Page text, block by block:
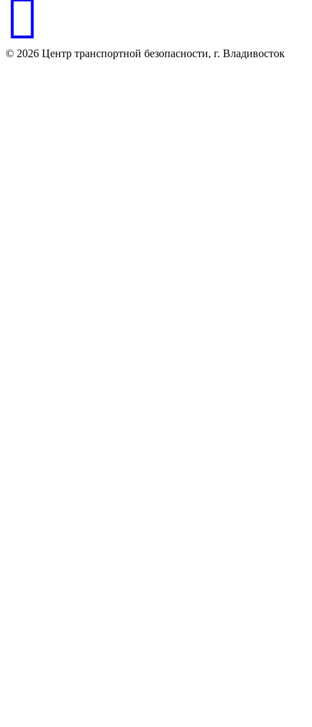
© 2026 Центр транспортной безопасности, г. Владивосток